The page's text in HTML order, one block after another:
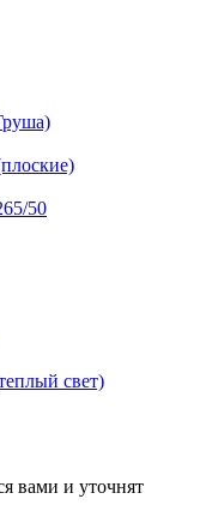
50
свет)
вами и уточнят